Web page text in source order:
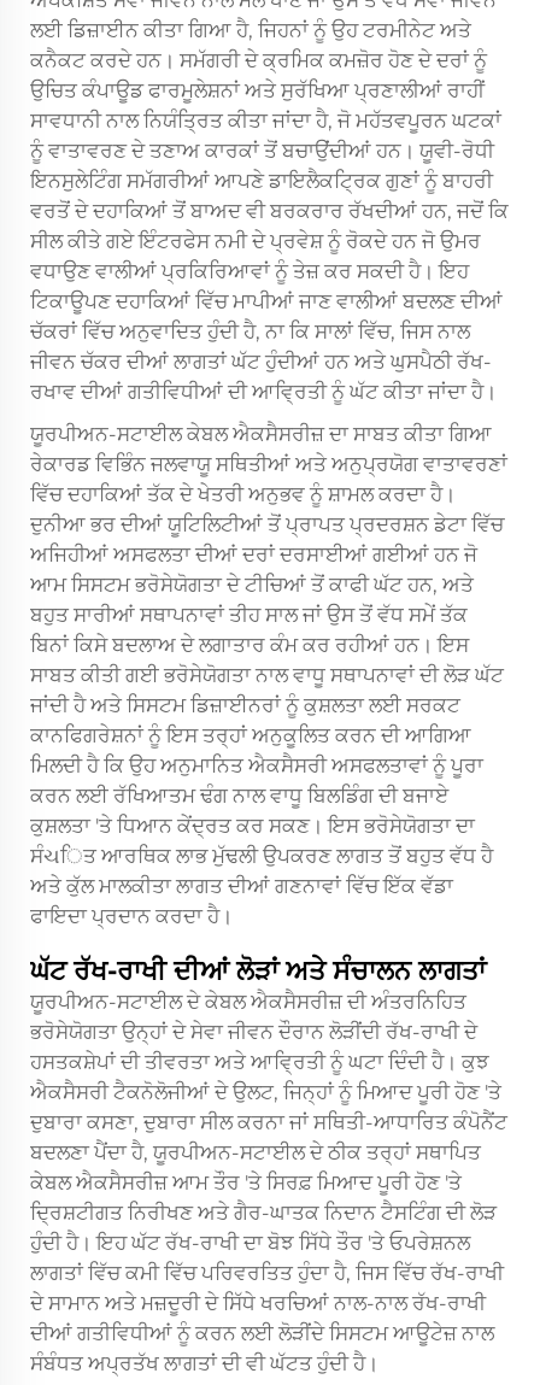
ਲਈ ਡਿਜ਼ਾਈਨ ਕੀਤਾ ਗਿਆ ਹੈ, ਜਿਹਨਾਂ ਨੂੰ ਉਹ ਟਰਮੀਨੇਟ ਅਤੇ
ਕਨੈਕਟ ਕਰਦੇ ਹਨ। ਸਮੱਗਰੀ ਦੇ ਕ੍ਰਮਿਕ ਕਮਜ਼ੋਰ ਹੋਣ ਦੇ ਦਰਾਂ ਨੂੰ
ਉਚਿਤ ਕੰਪਾਊਡ ਫਾਰਮੂਲੇਸ਼ਨਾਂ ਅਤੇ ਸੁਰੱਖਿਆ ਪ੍ਰਣਾਲੀਆਂ ਰਾਹੀਂ
ਸਾਵਧਾਨੀ ਨਾਲ ਨਿਯੰਤ੍ਰਿਤ ਕੀਤਾ ਜਾਂਦਾ ਹੈ, ਜੋ ਮਹੱਤਵਪੂਰਨ ਘਟਕਾਂ
ਨੂੰ ਵਾਤਾਵਰਣ ਦੇ ਤਣਾਅ ਕਾਰਕਾਂ ਤੋਂ ਬਚਾਉਂਦੀਆਂ ਹਨ। ਯੂਵੀ-ਰੋਧੀ
ਇਨਸੁਲੇਟਿੰਗ ਸਮੱਗਰੀਆਂ ਆਪਣੇ ਡਾਇਲੈਕਟ੍ਰਿਕ ਗੁਣਾਂ ਨੂੰ ਬਾਹਰੀ
ਵਰਤੋਂ ਦੇ ਦਹਾਕਿਆਂ ਤੋਂ ਬਾਅਦ ਵੀ ਬਰਕਰਾਰ ਰੱਖਦੀਆਂ ਹਨ, ਜਦੋਂ ਕਿ
ਸੀਲ ਕੀਤੇ ਗਏ ਇੰਟਰਫੇਸ ਨਮੀ ਦੇ ਪ੍ਰਵੇਸ਼ ਨੂੰ ਰੋਕਦੇ ਹਨ ਜੋ ਉਮਰ
ਵਧਾਉਣ ਵਾਲੀਆਂ ਪ੍ਰਕਿਰਿਆਵਾਂ ਨੂੰ ਤੇਜ਼ ਕਰ ਸਕਦੀ ਹੈ। ਇਹ
ਟਿਕਾਊਪਣ ਦਹਾਕਿਆਂ ਵਿੱਚ ਮਾਪੀਆਂ ਜਾਣ ਵਾਲੀਆਂ ਬਦਲਣ ਦੀਆਂ
ਚੱਕਰਾਂ ਵਿੱਚ ਅਨੁਵਾਦਿਤ ਹੁੰਦੀ ਹੈ, ਨਾ ਕਿ ਸਾਲਾਂ ਵਿੱਚ, ਜਿਸ ਨਾਲ
ਜੀਵਨ ਚੱਕਰ ਦੀਆਂ ਲਾਗਤਾਂ ਘੱਟ ਹੁੰਦੀਆਂ ਹਨ ਅਤੇ ਘੁਸਪੈਠੀ ਰੱਖ-
ਰਖਾਵ ਦੀਆਂ ਗਤੀਵਿਧੀਆਂ ਦੀ ਆਵ੍ਰਿਤੀ ਨੂੰ ਘੱਟ ਕੀਤਾ ਜਾਂਦਾ ਹੈ।
ਯੂਰਪੀਅਨ-ਸਟਾਈਲ ਕੇਬਲ ਐਕਸੈਸਰੀਜ਼ ਦਾ ਸਾਬਤ ਕੀਤਾ ਗਿਆ
ਰੇਕਾਰਡ ਵਿਭਿੰਨ ਜਲਵਾਯੂ ਸਥਿਤੀਆਂ ਅਤੇ ਅਨੁਪ੍ਰਯੋਗ ਵਾਤਾਵਰਣਾਂ
ਵਿੱਚ ਦਹਾਕਿਆਂ ਤੱਕ ਦੇ ਖੇਤਰੀ ਅਨੁਭਵ ਨੂੰ ਸ਼ਾਮਲ ਕਰਦਾ ਹੈ।
ਦੁਨੀਆ ਭਰ ਦੀਆਂ ਯੂਟਿਲਿਟੀਆਂ ਤੋਂ ਪ੍ਰਾਪਤ ਪ੍ਰਦਰਸ਼ਨ ਡੇਟਾ ਵਿੱਚ
ਅਜਿਹੀਆਂ ਅਸਫਲਤਾ ਦੀਆਂ ਦਰਾਂ ਦਰਸਾਈਆਂ ਗਈਆਂ ਹਨ ਜੋ
ਆਮ ਸਿਸਟਮ ਭਰੋਸੇਯੋਗਤਾ ਦੇ ਟੀਚਿਆਂ ਤੋਂ ਕਾਫੀ ਘੱਟ ਹਨ, ਅਤੇ
ਬਹੁਤ ਸਾਰੀਆਂ ਸਥਾਪਨਾਵਾਂ ਤੀਹ ਸਾਲ ਜਾਂ ਉਸ ਤੋਂ ਵੱਧ ਸਮੇਂ ਤੱਕ
ਬਿਨਾਂ ਕਿਸੇ ਬਦਲਾਅ ਦੇ ਲਗਾਤਾਰ ਕੰਮ ਕਰ ਰਹੀਆਂ ਹਨ। ਇਸ
ਸਾਬਤ ਕੀਤੀ ਗਈ ਭਰੋਸੇਯੋਗਤਾ ਨਾਲ ਵਾਧੂ ਸਥਾਪਨਾਵਾਂ ਦੀ ਲੋੜ ਘੱਟ
ਜਾਂਦੀ ਹੈ ਅਤੇ ਸਿਸਟਮ ਡਿਜ਼ਾਈਨਰਾਂ ਨੂੰ ਕੁਸ਼ਲਤਾ ਲਈ ਸਰਕਟ
ਕਾਨਫਿਗਰੇਸ਼ਨਾਂ ਨੂੰ ਇਸ ਤਰ੍ਹਾਂ ਅਨੁਕੂਲਿਤ ਕਰਨ ਦੀ ਆਗਿਆ
ਮਿਲਦੀ ਹੈ ਕਿ ਉਹ ਅਨੁਮਾਨਿਤ ਐਕਸੈਸਰੀ ਅਸਫਲਤਾਵਾਂ ਨੂੰ ਪੂਰਾ
ਕਰਨ ਲਈ ਰੱਖਿਆਤਮ ਢੰਗ ਨਾਲ ਵਾਧੂ ਬਿਲਡਿੰਗ ਦੀ ਬਜਾਏ
ਕੁਸ਼ਲਤਾ 'ਤੇ ਧਿਆਨ ਕੇਂਦ੍ਰਤ ਕਰ ਸਕਣ। ਇਸ ਭਰੋਸੇਯੋਗਤਾ ਦਾ
ਸੰચਿਤ ਆਰਥਿਕ ਲਾਭ ਮੁੱਢਲੀ ਉਪਕਰਣ ਲਾਗਤ ਤੋਂ ਬਹੁਤ ਵੱਧ ਹੈ
ਅਤੇ ਕੁੱਲ ਮਾਲਕੀਤਾ ਲਾਗਤ ਦੀਆਂ ਗਣਨਾਵਾਂ ਵਿੱਚ ਇੱਕ ਵੱਡਾ
ਫਾਇਦਾ ਪ੍ਰਦਾਨ ਕਰਦਾ ਹੈ।
ਘੱਟ ਰੱਖ-ਰਾਖੀ ਦੀਆਂ ਲੋੜਾਂ ਅਤੇ ਸੰਚਾਲਨ ਲਾਗਤਾਂ
ਯੂਰਪੀਅਨ-ਸਟਾਈਲ ਦੇ ਕੇਬਲ ਐਕਸੈਸਰੀਜ਼ ਦੀ ਅੰਤਰਨਿਹਿਤ
ਭਰੋਸੇਯੋਗਤਾ ਉਨ੍ਹਾਂ ਦੇ ਸੇਵਾ ਜੀਵਨ ਦੌਰਾਨ ਲੋੜੀਂਦੀ ਰੱਖ-ਰਾਖੀ ਦੇ
ਹਸਤਕਸ਼ੇਪਾਂ ਦੀ ਤੀਵਰਤਾ ਅਤੇ ਆਵ੍ਰਿਤੀ ਨੂੰ ਘਟਾ ਦਿੰਦੀ ਹੈ। ਕੁਝ
ਐਕਸੈਸਰੀ ਟੈਕਨੋਲੋਜੀਆਂ ਦੇ ਉਲਟ, ਜਿਨ੍ਹਾਂ ਨੂੰ ਮਿਆਦ ਪੂਰੀ ਹੋਣ 'ਤੇ
ਦੁਬਾਰਾ ਕਸਣਾ, ਦੁਬਾਰਾ ਸੀਲ ਕਰਨਾ ਜਾਂ ਸਥਿਤੀ-ਆਧਾਰਿਤ ਕੰਪੋਨੈਂਟ
ਬਦਲਣਾ ਪੈਂਦਾ ਹੈ, ਯੂਰਪੀਅਨ-ਸਟਾਈਲ ਦੇ ਠੀਕ ਤਰ੍ਹਾਂ ਸਥਾਪਿਤ
ਕੇਬਲ ਐਕਸੈਸਰੀਜ਼ ਆਮ ਤੌਰ 'ਤੇ ਸਿਰਫ਼ ਮਿਆਦ ਪੂਰੀ ਹੋਣ 'ਤੇ
ਦ੍ਰਿਸ਼ਟੀਗਤ ਨਿਰੀਖਣ ਅਤੇ ਗੈਰ-ਘਾਤਕ ਨਿਦਾਨ ਟੈਸਟਿੰਗ ਦੀ ਲੋੜ
ਹੁੰਦੀ ਹੈ। ਇਹ ਘੱਟ ਰੱਖ-ਰਾਖੀ ਦਾ ਬੋਝ ਸਿੱਧੇ ਤੌਰ 'ਤੇ ਓਪਰੇਸ਼ਨਲ
ਲਾਗਤਾਂ ਵਿੱਚ ਕਮੀ ਵਿੱਚ ਪਰਿਵਰਤਿਤ ਹੁੰਦਾ ਹੈ, ਜਿਸ ਵਿੱਚ ਰੱਖ-ਰਾਖੀ
ਦੇ ਸਾਮਾਨ ਅਤੇ ਮਜ਼ਦੂਰੀ ਦੇ ਸਿੱਧੇ ਖਰਚਿਆਂ ਨਾਲ-ਨਾਲ ਰੱਖ-ਰਾਖੀ
ਦੀਆਂ ਗਤੀਵਿਧੀਆਂ ਨੂੰ ਕਰਨ ਲਈ ਲੋੜੀਂਦੇ ਸਿਸਟਮ ਆਊਟੇਜ਼ ਨਾਲ
ਸੰਬੰਧਤ ਅਪ੍ਰਤੱਖ ਲਾਗਤਾਂ ਦੀ ਵੀ ਘੱਟਤ ਹੁੰਦੀ ਹੈ।